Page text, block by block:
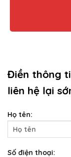
Điền thông
liên hệ lại
Họ tên:
Số điện thoại: